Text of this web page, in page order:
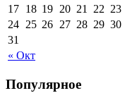
« Окт
17 18 19 20 21 22 23
24 25 26 27 28 29 30
31
Популярное